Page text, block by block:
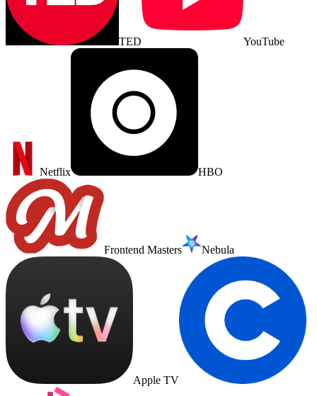
TED YouTube
Netflix HBO
Frontend Masters Nebula
Apple TV